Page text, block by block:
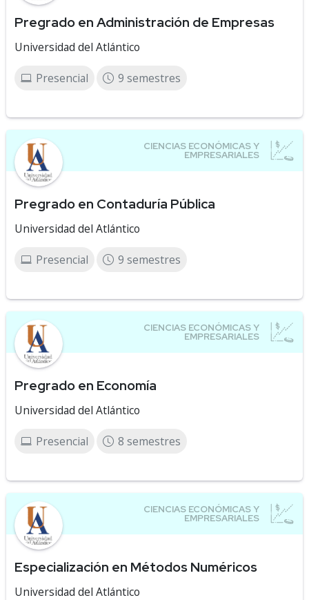
Pregrado en Administración de Empresas
Universidad del Atlántico
Presencial 9 semestres
Pregrado en Contaduría Pública
Universidad del Atlántico
Presencial 9 semestres
Pregrado en Economía
Universidad del Atlántico
Presencial 8 semestres
Especialización en Métodos Numéricos
Universidad del Atlántico